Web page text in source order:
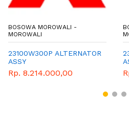
BOSOWA MOROWALI -
MOROWALI
23100W300P ALTERNATOR
ASSY
Rp. 8.214.000,00